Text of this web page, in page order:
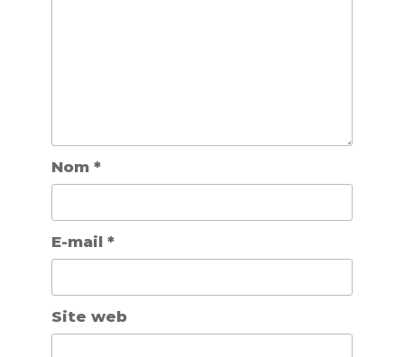
Nom *
E-mail *
Site web